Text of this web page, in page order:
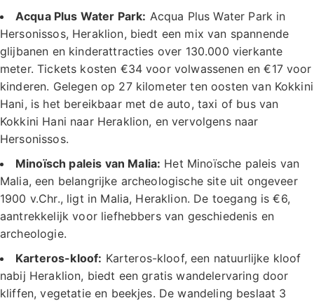
Acqua Plus Water Park: Acqua Plus Water Park in
Hersonissos, Heraklion, biedt een mix van spannende
glijbanen en kinderattracties over 130.000 vierkante
meter. Tickets kosten €34 voor volwassenen en €17 voor
kinderen. Gelegen op 27 kilometer ten oosten van Kokkini
Hani, is het bereikbaar met de auto, taxi of bus van
Kokkini Hani naar Heraklion, en vervolgens naar
Hersonissos.
Minoïsch paleis van Malia: Het Minoïsche paleis van
Malia, een belangrijke archeologische site uit ongeveer
1900 v.Chr., ligt in Malia, Heraklion. De toegang is €6,
aantrekkelijk voor liefhebbers van geschiedenis en
archeologie.
Karteros-kloof: Karteros-kloof, een natuurlijke kloof
nabij Heraklion, biedt een gratis wandelervaring door
kliffen, vegetatie en beekjes. De wandeling beslaat 3